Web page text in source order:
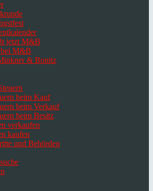
jetzt M&B
M&B
& Bonitz
beim Kauf
beim Verkauf
beim Besitz
verkaufen
kaufen
und Behörden